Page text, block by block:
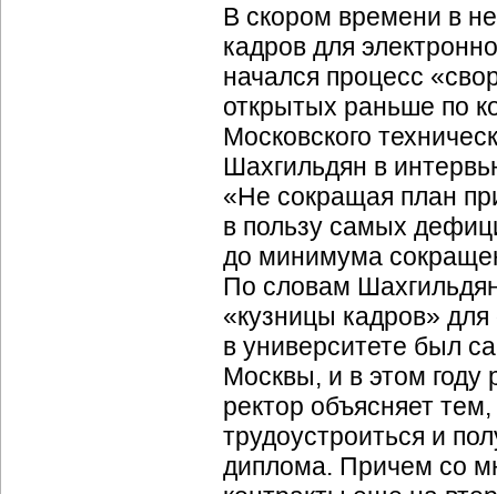
В скором времени в
кадров для
начался процесс
открытых раньше по
Московского
Шахгильдян в
«Не сокращая план
в пользу самых
до минимума
По словам
«кузницы кадров»
в университете был
Москвы, и в этом
ректор объясняет
трудоустроиться и
диплома. Причем со